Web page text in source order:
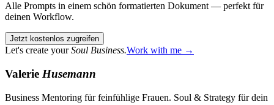
Alle Prompts in einem schön formatierten Dokument — perfekt für
deinen Workflow.
Jetzt kostenlos zugreifen
Let's create yourSoul Business.Work with me →
Valerie Husemann
Business Mentoring für feinfühlige Frauen. Soul & Strategy für dein